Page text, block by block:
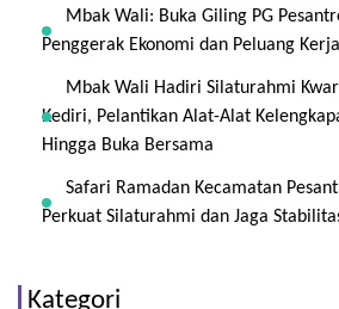
Mbak Wali: Buka Giling PG
Penggerak Ekonomi dan Peluang Kerja
Mbak Wali Hadiri Silaturahmi
Kediri, Pelantikan Alat-Alat
Hingga Buka Bersama
Safari Ramadan Kecamatan
Perkuat Silaturahmi dan Jaga
Kategori